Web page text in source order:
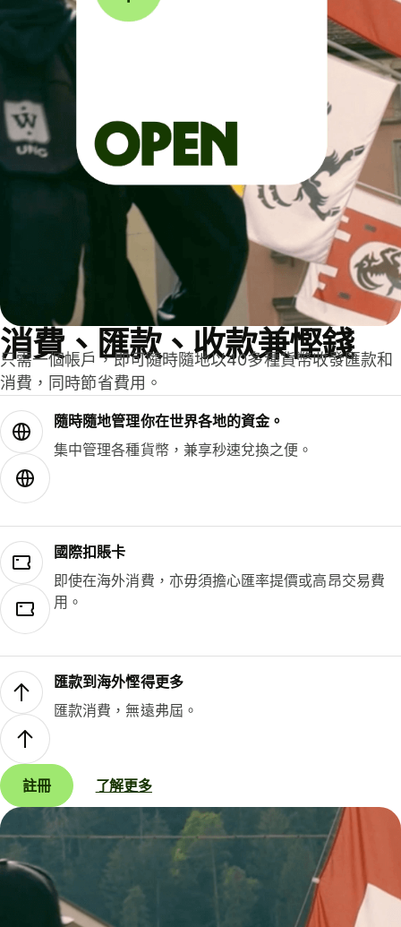
消費、匯款、收款兼慳錢
只需一個帳戶，即可隨時隨地以40多種貨幣收發匯款和
消費，同時節省費用。
隨時隨地管理你在世界各地的資金。
集中管理各種貨幣，兼享秒速兌換之便。
國際扣賬卡
即使在海外消費，亦毋須擔心匯率提價或高昂交易費
用。
匯款到海外慳得更多
匯款消費，無遠弗屆。
註冊 了解更多